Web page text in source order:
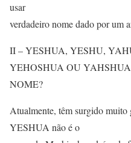
usar
verdadeiro nome dado por
II – YESHUA, YESHU,
YEHOSHUA OU
NOME?
Atualmente, têm surgido
YESHUA não é o